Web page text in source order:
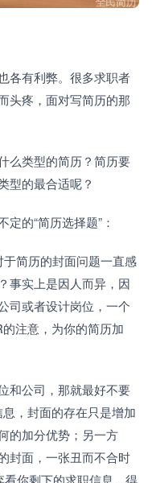
各有利弊。很多求职者
头疼，面对写简历的那
么类型的简历？简历要
型的最合适呢？
的“简历选择题”：
简历的封面问题一直感
事实上是因人而异，因
司或者设计岗位，一个
注意，为你的简历加
和公司，那就最好不要
，封面的存在只是增加
的加分优势；另一方
封面，一张丑而不合时
你剩下的求职信息，得